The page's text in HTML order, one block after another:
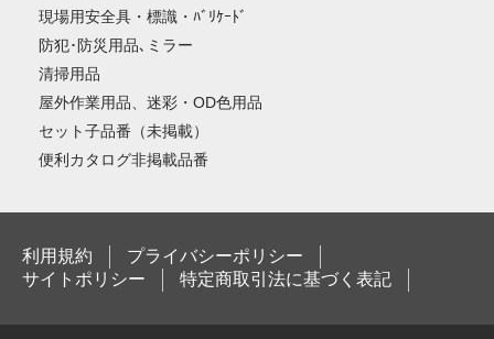
現場用安全具・標識・ﾊﾞﾘｹｰﾄﾞ
防犯･防災用品､ミラー
清掃用品
屋外作業用品、迷彩・OD色用品
セット子品番（未掲載）
便利カタログ非掲載品番
利用規約
プライバシーポリシー
サイトポリシー
特定商取引法に基づく表記